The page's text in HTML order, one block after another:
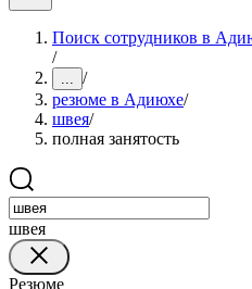
Поиск сотрудников в
/
... /
резюме в Адиюхе/
швея/
полная занятость
швея
Резюме